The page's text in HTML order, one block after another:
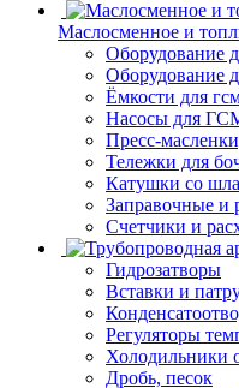
Маслосменное и
Оборудование
Оборудование
Ёмкости для
Насосы для
Пресс-
Тележки для
Катушки со
Заправочные и
Счетчики и
Гидрозатворы
Вставки и
Регуляторы
Холодильники
Дробь, песок